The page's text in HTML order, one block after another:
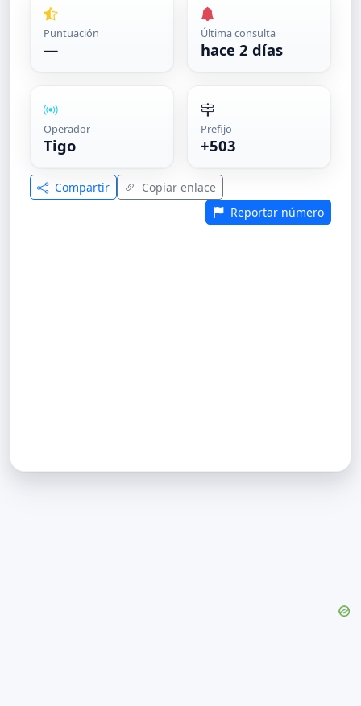
Puntuación
—
Última consulta
hace 2 días
Operador
Tigo
Prefijo
+503
Compartir
Copiar enlace
Reportar número